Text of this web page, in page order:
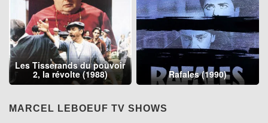
Les Tisserands du pouvoir
2, la révolte (1988) Rafales (1990)
MARCEL LEBOEUF TV SHOWS